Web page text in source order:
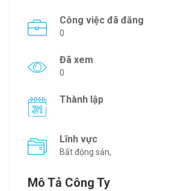
Công việc đã đăng
0
Đã xem
0
Thành lập
Lĩnh vực
Bất động sản,
Mô Tả Công Ty